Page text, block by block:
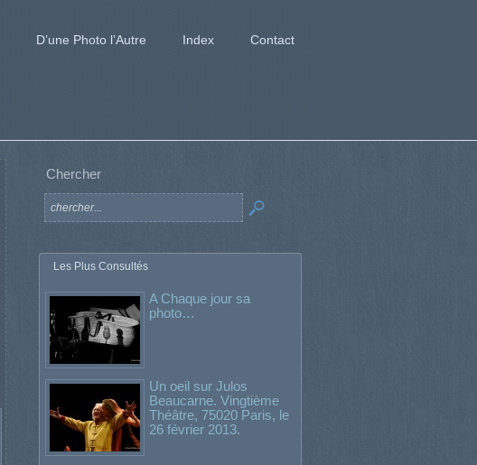
D’une Photo l’Autre Index Contact
Chercher
Les Plus Consultés
A Chaque jour sa
photo…
Un oeil sur Julos
Beaucarne. Vingtième
Théâtre, 75020 Paris, le
26 février 2013.